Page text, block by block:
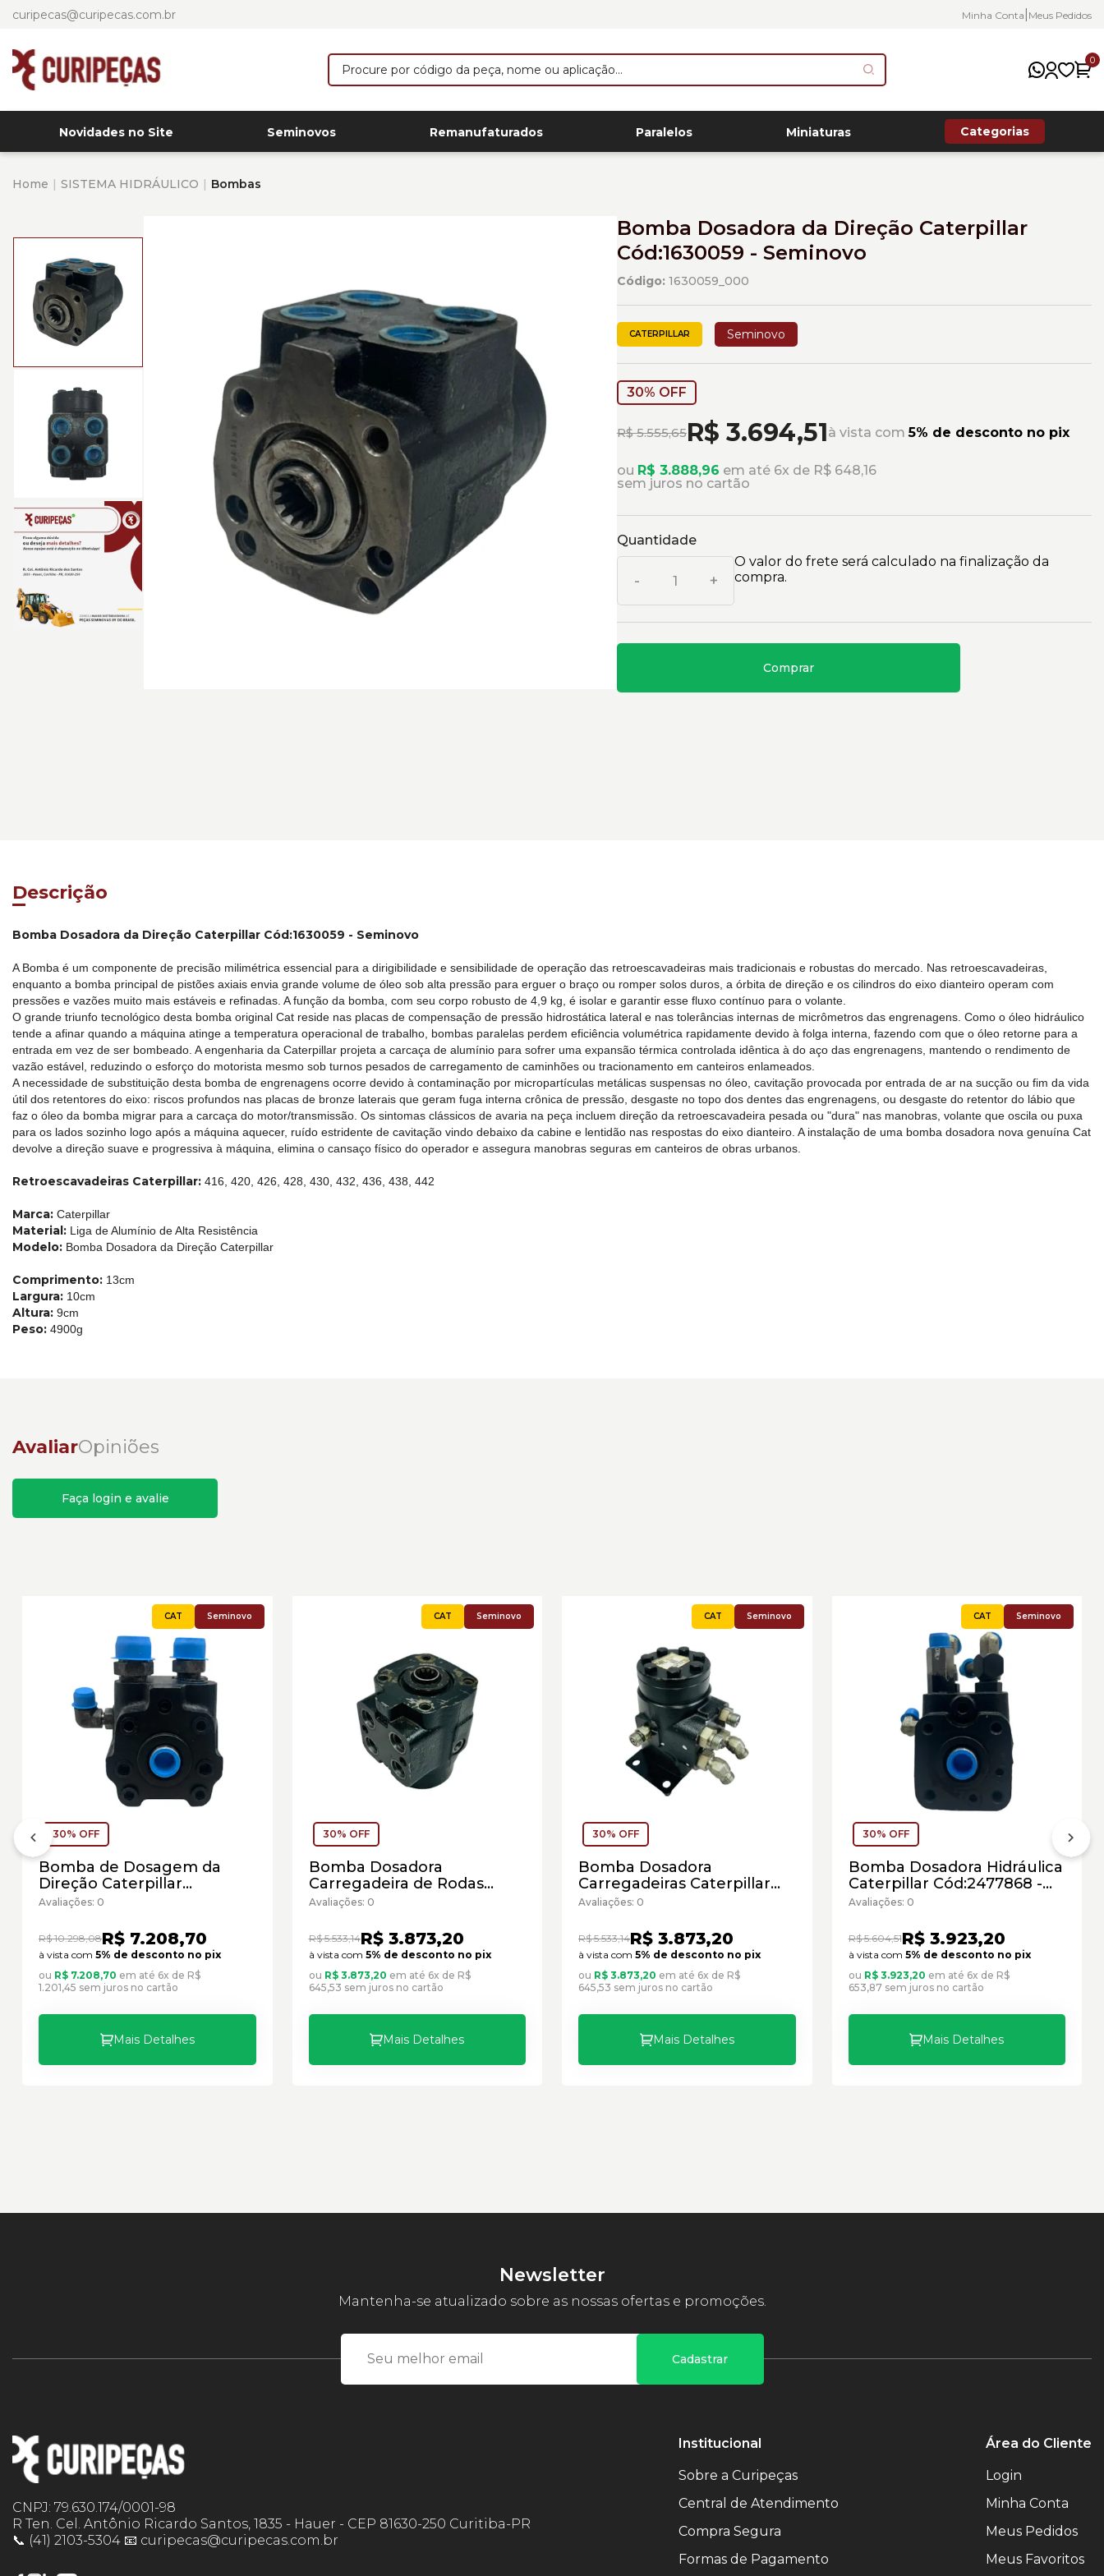
curipecas@curipecas.com.br Minha Conta Meus Pedidos
0
Novidades no Site Seminovos Remanufaturados Paralelos Miniaturas Categorias
Home SISTEMA HIDRÁULICO Bombas
Bomba Dosadora da Direção Caterpillar
Cód:1630059 - Seminovo
Código: 1630059_000
CATERPILLAR Seminovo
30% OFF
R$ 5.555,65R$ 3.694,51à vista com5% de desconto no pix
ou R$ 3.888,96 em até 6x de R$ 648,16
sem juros no cartão
Quantidade
- +
O valor do frete será calculado na finalização da
compra.
Comprar
Descrição
Bomba Dosadora da Direção Caterpillar Cód:1630059 - Seminovo
A Bomba é um componente de precisão milimétrica essencial para a dirigibilidade e sensibilidade de operação das retroescavadeiras mais tradicionais e robustas do mercado. Nas retroescavadeiras,
enquanto a bomba principal de pistões axiais envia grande volume de óleo sob alta pressão para erguer o braço ou romper solos duros, a órbita de direção e os cilindros do eixo dianteiro operam com
pressões e vazões muito mais estáveis e refinadas. A função da bomba, com seu corpo robusto de 4,9 kg, é isolar e garantir esse fluxo contínuo para o volante.
O grande triunfo tecnológico desta bomba original Cat reside nas placas de compensação de pressão hidrostática lateral e nas tolerâncias internas de micrômetros das engrenagens. Como o óleo hidráulico
tende a afinar quando a máquina atinge a temperatura operacional de trabalho, bombas paralelas perdem eficiência volumétrica rapidamente devido à folga interna, fazendo com que o óleo retorne para a
entrada em vez de ser bombeado. A engenharia da Caterpillar projeta a carcaça de alumínio para sofrer uma expansão térmica controlada idêntica à do aço das engrenagens, mantendo o rendimento de
vazão estável, reduzindo o esforço do motorista mesmo sob turnos pesados de carregamento de caminhões ou tracionamento em canteiros enlameados.
A necessidade de substituição desta bomba de engrenagens ocorre devido à contaminação por micropartículas metálicas suspensas no óleo, cavitação provocada por entrada de ar na sucção ou fim da vida
útil dos retentores do eixo: riscos profundos nas placas de bronze laterais que geram fuga interna crônica de pressão, desgaste no topo dos dentes das engrenagens, ou desgaste do retentor do lábio que
faz o óleo da bomba migrar para a carcaça do motor/transmissão. Os sintomas clássicos de avaria na peça incluem direção da retroescavadeira pesada ou "dura" nas manobras, volante que oscila ou puxa
para os lados sozinho logo após a máquina aquecer, ruído estridente de cavitação vindo debaixo da cabine e lentidão nas respostas do eixo dianteiro. A instalação de uma bomba dosadora nova genuína Cat
devolve a direção suave e progressiva à máquina, elimina o cansaço físico do operador e assegura manobras seguras em canteiros de obras urbanos.
Retroescavadeiras Caterpillar: 416, 420, 426, 428, 430, 432, 436, 438, 442
Marca: Caterpillar
Material: Liga de Alumínio de Alta Resistência
Modelo: Bomba Dosadora da Direção Caterpillar
Comprimento: 13cm
Largura: 10cm
Altura: 9cm
Peso: 4900g
AvaliarOpiniões
Faça login e avalie
Seminovo
30% OFF
Bomba de Dosagem da
Direção Caterpillar
Cód:3224638 - Seminovo
Avaliações: 0
R$ 10.298,08R$ 7.208,70
à vista com 5% de desconto no pix
ou R$ 7.208,70 em até 6x de R$
1.201,45 sem juros no cartão
Mais Detalhes
Seminovo
30% OFF
Bomba Dosadora
Carregadeira de Rodas
Caterpillar Cód:1477343 -
Avaliações: 0
R$ 5.533,14R$ 3.873,20
à vista com 5% de desconto no pix
ou R$ 3.873,20 em até 6x de R$
645,53 sem juros no cartão
Mais Detalhes
Seminovo
30% OFF
Bomba Dosadora
Carregadeiras Caterpillar
Cód:3496093 - Seminovo
Avaliações: 0
R$ 5.533,14R$ 3.873,20
à vista com 5% de desconto no pix
ou R$ 3.873,20 em até 6x de R$
645,53 sem juros no cartão
Mais Detalhes
Seminovo
30% OFF
Bomba Dosadora Hidráulica
Caterpillar Cód:2477868 -
Seminovo
Avaliações: 0
R$ 5.604,51R$ 3.923,20
à vista com 5% de desconto no pix
ou R$ 3.923,20 em até 6x de R$
653,87 sem juros no cartão
Mais Detalhes
Newsletter
Mantenha-se atualizado sobre as nossas ofertas e promoções.
Cadastrar
CNPJ: 79.630.174/0001-98
R Ten. Cel. Antônio Ricardo Santos, 1835 - Hauer - CEP 81630-250 Curitiba-PR
📞 (41) 2103-5304 📧 curipecas@curipecas.com.br
Institucional
Sobre a Curipeças
Central de Atendimento
Compra Segura
Formas de Pagamento
Área do Cliente
Login
Minha Conta
Meus Pedidos
Meus Favoritos